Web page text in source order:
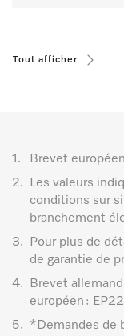
Tout afficher
1.
Brevet
2.
Les valeurs
conditions sur
branchement
3.
Pour plus de
de garantie de
4.
Brevet
européen :
5.
*Demandes de